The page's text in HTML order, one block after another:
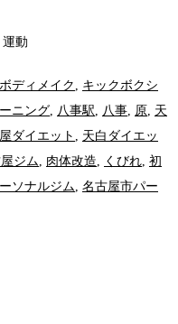
動
ボディメイク , キックボクシ
ニング, 八事駅, 八事, 原, 天
ダイエット , 天白ダイエッ
ジム, 肉体改造, くびれ, 初
ソナルジム, 名古屋市パー